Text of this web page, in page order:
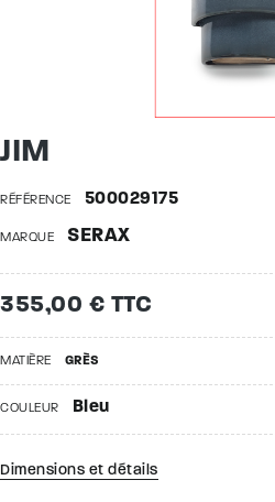
JIM
RÉFÉRENCE 500029175
MARQUE SERAX
355,00 € TTC
MATIÈRE GRÈS
COULEUR Bleu
Dimensions et détails